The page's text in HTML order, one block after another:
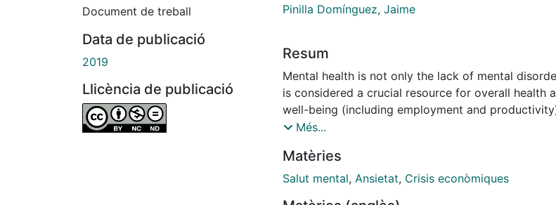
Document de treball
Data de publicació
2019
Llicència de publicació
Pinilla Domínguez, Jaime
Resum
Mental health is not only the lack of mental
is considered a crucial resource for overall health
well-being (including employment and
current paper tries to shed some light on the
years before, during and after the most recent
downturn. We use data coming from the Spanish
Més...
Matèries
Salut mental, Ansietat, Crisis econòmiques